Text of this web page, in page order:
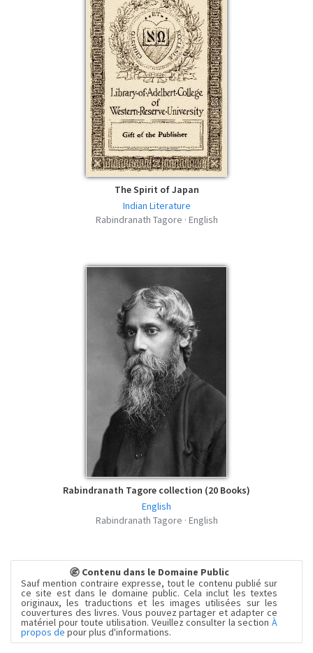
The Spirit of Japan
Indian Literature
Rabindranath Tagore · English
Rabindranath Tagore collection (20 Books)
English
Rabindranath Tagore · English
Contenu dans le Domaine Public
Sauf mention contraire expresse, tout le contenu publié sur
ce site est dans le domaine public. Cela inclut les textes
originaux, les traductions et les images utilisées sur les
couvertures des livres. Vous pouvez partager et adapter ce
matériel pour toute utilisation. Veuillez consulter la section À
propos de pour plus d'informations.